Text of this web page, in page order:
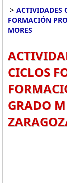
> ACTIVIDADES
FORMACIÓN
MORES
CICLOS
GRADO